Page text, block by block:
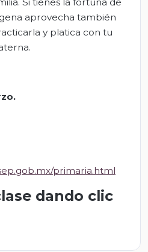
aprovecha también
y platica con tu
primaria.html
dando clic